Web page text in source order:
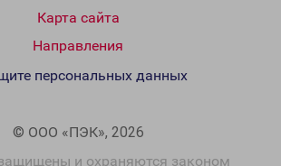
Карта сайта
Направления
© ООО «ПЭК», 2026
и охраняются законом
персональных данных